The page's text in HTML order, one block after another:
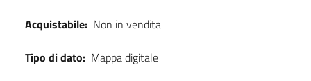
Acquistabile: Non in vendita
Tipo di dato: Mappa digitale